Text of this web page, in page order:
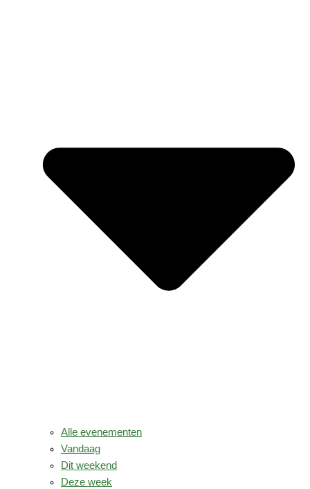
Alle evenementen
Vandaag
Dit weekend
Deze week